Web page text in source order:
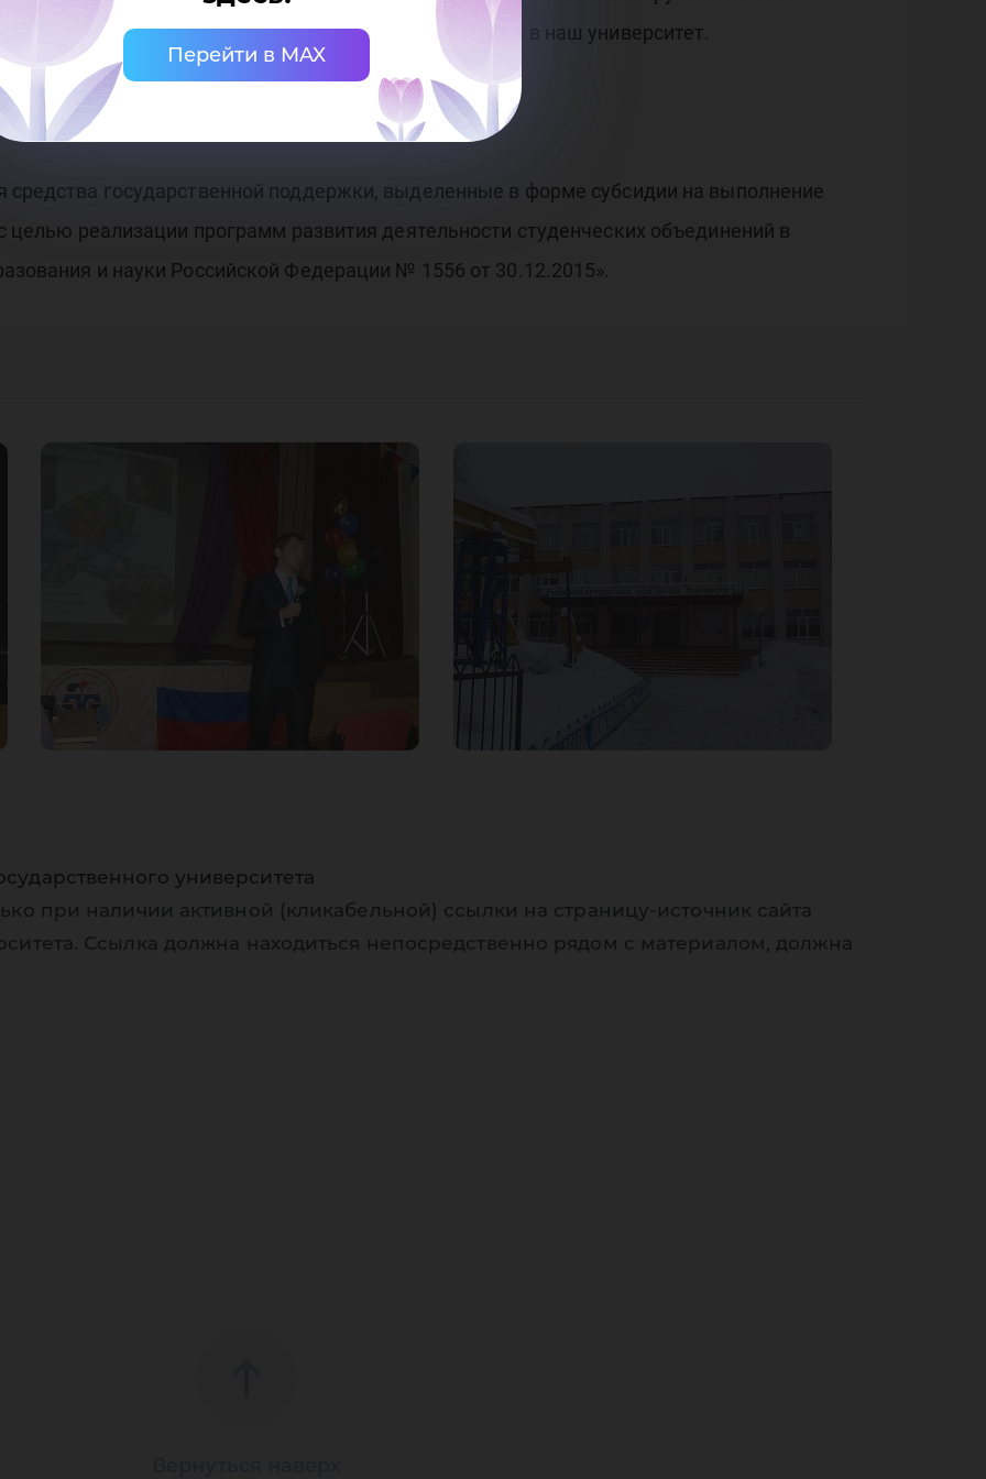
Перейти в MAX
и многие изъявили желание немедленно поступить в наш университет.
возвращаться домой.
средства государственной поддержки, выделенные в форме субсидии на выполнение
целью реализации программ развития деятельности студенческих объединений в
и науки Российской Федерации № 1556 от 30.12.2015».
университета
при наличии активной (кликабельной) ссылки на страницу-источник сайта
Ссылка должна находиться непосредственно рядом с материалом, должна